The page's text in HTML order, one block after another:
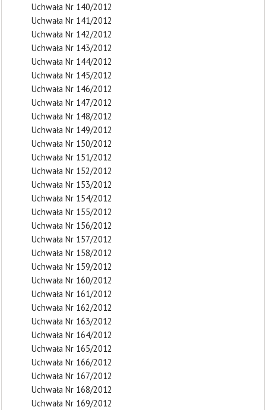
Uchwała Nr 140/2012
Uchwała Nr 141/2012
Uchwała Nr 142/2012
Uchwała Nr 143/2012
Uchwała Nr 144/2012
Uchwała Nr 145/2012
Uchwała Nr 146/2012
Uchwała Nr 147/2012
Uchwała Nr 148/2012
Uchwała Nr 149/2012
Uchwała Nr 150/2012
Uchwała Nr 151/2012
Uchwała Nr 152/2012
Uchwała Nr 153/2012
Uchwała Nr 154/2012
Uchwała Nr 155/2012
Uchwała Nr 156/2012
Uchwała Nr 157/2012
Uchwała Nr 158/2012
Uchwała Nr 159/2012
Uchwała Nr 160/2012
Uchwała Nr 161/2012
Uchwała Nr 162/2012
Uchwała Nr 163/2012
Uchwała Nr 164/2012
Uchwała Nr 165/2012
Uchwała Nr 166/2012
Uchwała Nr 167/2012
Uchwała Nr 168/2012
Uchwała Nr 169/2012